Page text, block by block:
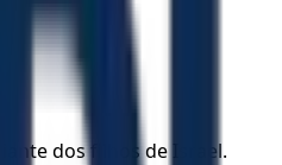
dos filhos de Israel.